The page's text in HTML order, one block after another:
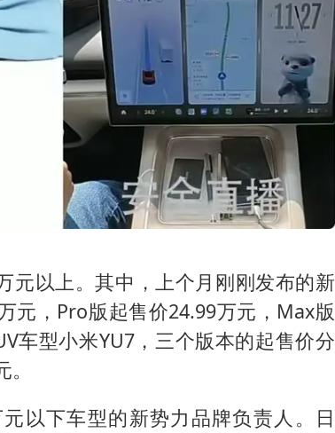
元以上。其中，上个月刚刚发布的新
元，Pro版起售价24.99万元，Max版
车型小米YU7，三个版本的起售价分
以下车型的新势力品牌负责人。日